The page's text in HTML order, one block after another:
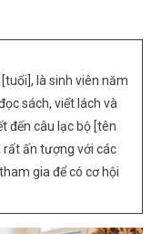
là sinh viên năm
sách, viết lách và
đến câu lạc bộ [tên
rất ấn tượng với các
gia để có cơ hội